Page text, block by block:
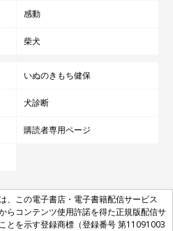
感動
柴犬
いぬのきもち健保
犬診断
購読者専用ページ
、この電子書店・電子書籍配信サービス
らコンテンツ使用許諾を得た正規版配信サ
とを示す登録商標（登録番号 第11091003